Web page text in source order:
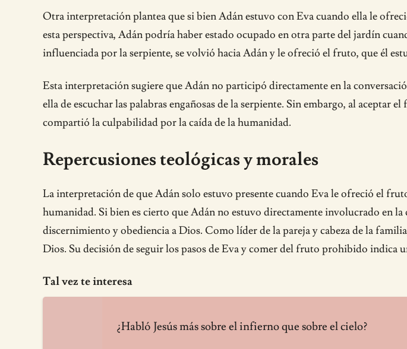
Otra interpretación plantea que si bien Adán estuvo con Eva cuando ella le
esta perspectiva, Adán podría haber estado ocupado en otra parte del jardín
influenciada por la serpiente, se volvió hacia Adán y le ofreció el fruto, que él
Esta interpretación sugiere que Adán no participó directamente en la
ella de escuchar las palabras engañosas de la serpiente. Sin embargo, al
compartió la culpabilidad por la caída de la humanidad.
Repercusiones teológicas y morales
La interpretación de que Adán solo estuvo presente cuando Eva le ofreció el
humanidad. Si bien es cierto que Adán no estuvo directamente involucrado en
discernimiento y obediencia a Dios. Como líder de la pareja y cabeza de la
Dios. Su decisión de seguir los pasos de Eva y comer del fruto prohibido indica
Tal vez te interesa
¿Habló Jesús más sobre el infierno que sobre el cielo?